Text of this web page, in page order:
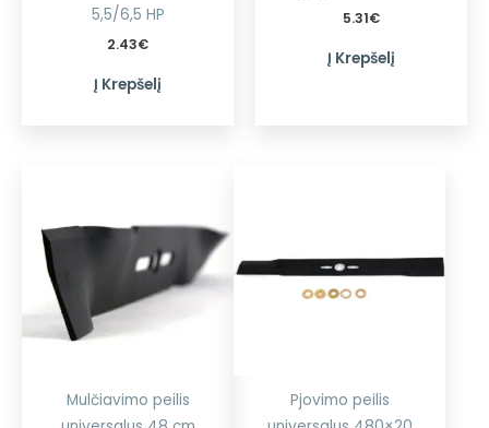
5,5/6,5 HP
2.43€
Į Krepšelį
5.31€
Į Krepšelį
Mulčiavimo peilis
Pjovimo peilis